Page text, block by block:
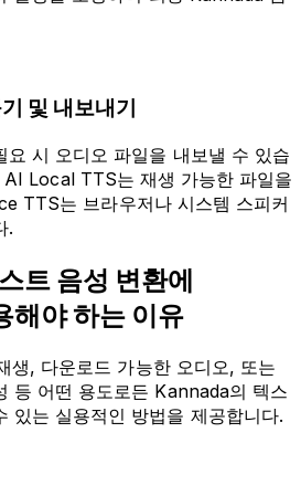
및 내보내기
요 시 오디오 파일을 내보낼 수 있습
Local TTS는 재생 가능한 파일을
TTS는 브라우저나 시스템 스피커
.
트 음성 변환에
해야 하는 이유
생, 다운로드 가능한 오디오, 또는
등 어떤 용도로든 Kannada의 텍스
있는 실용적인 방법을 제공합니다.